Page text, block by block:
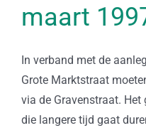
maart
In verband met de
Grote Marktstraat
via de Gravenstraat.
die langere tijd gaat